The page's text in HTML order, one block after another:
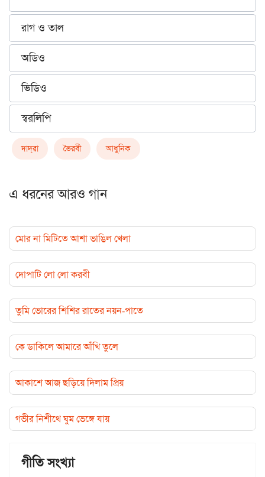
রাগ ও তাল
অডিও
ভিডিও
স্বরলিপি
দাদ্‌রা ভৈরবী আধুনিক
এ ধরনের আরও গান
মোর না মিটিতে আশা ভাঙিল খেলা
দোপাটি লো লো করবী
তুমি ভোরের শিশির রাতের নয়ন-পাতে
কে ডাকিলে আমারে আঁখি তুলে
আকাশে আজ ছড়িয়ে দিলাম প্রিয়
গভীর নিশীথে ঘুম ভেঙ্গে যায়
গীতি সংখ্যা